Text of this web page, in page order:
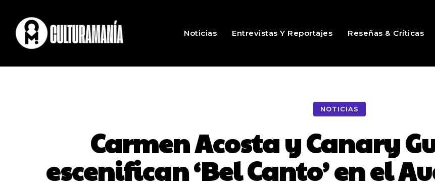
Noticias Entrevistas Y Reportajes Reseñas & Críticas
NOTICIAS
Carmen Acosta y Canary
escenifican ‘Bel Canto’ en el